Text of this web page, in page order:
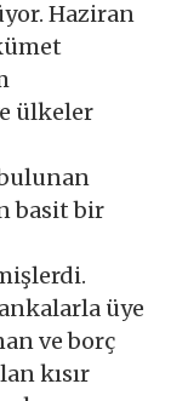
Haziran
ülkeler
basit bir
üye
ve borç
kısır